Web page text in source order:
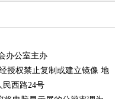
办公室主办
授权禁止复制或建立镜像 地
民西路24号